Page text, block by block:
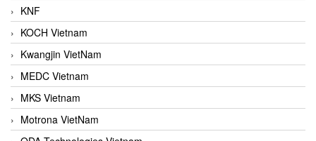
KNF
KOCH Vietnam
Kwangjin VietNam
MEDC Vietnam
MKS Vietnam
Motrona VietNam